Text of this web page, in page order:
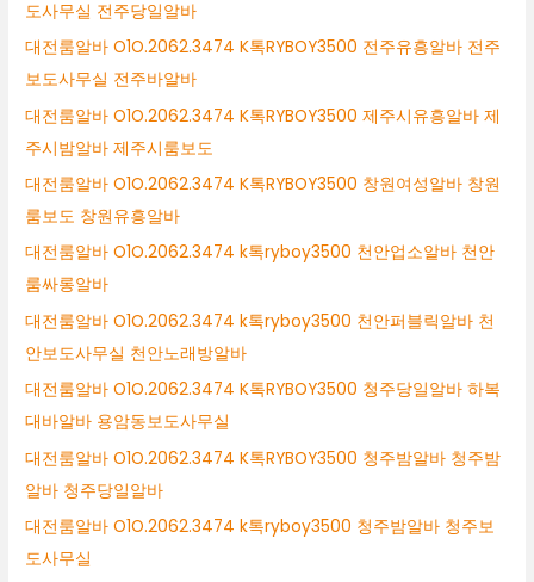
도사무실 전주당일알바
대전룸알바 O1O.2062.3474 K톡RYBOY3500 전주유흥알바 전주
보도사무실 전주바알바
대전룸알바 O1O.2062.3474 K톡RYBOY3500 제주시유흥알바 제
주시밤알바 제주시룸보도
대전룸알바 O1O.2062.3474 K톡RYBOY3500 창원여성알바 창원
룸보도 창원유흥알바
대전룸알바 O1O.2062.3474 k톡ryboy3500 천안업소알바 천안
룸싸롱알바
대전룸알바 O1O.2062.3474 k톡ryboy3500 천안퍼블릭알바 천
안보도사무실 천안노래방알바
대전룸알바 O1O.2062.3474 K톡RYBOY3500 청주당일알바 하복
대바알바 용암동보도사무실
대전룸알바 O1O.2062.3474 K톡RYBOY3500 청주밤알바 청주밤
알바 청주당일알바
대전룸알바 O1O.2062.3474 k톡ryboy3500 청주밤알바 청주보
도사무실